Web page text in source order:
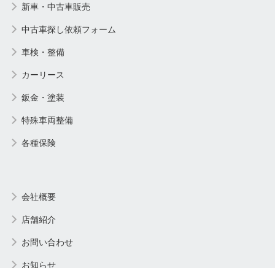
新車・中古車販売
中古車探し依頼フォーム
車検・整備
カーリース
鈑金・塗装
特殊車両整備
各種保険
会社概要
店舗紹介
お問い合わせ
お知らせ